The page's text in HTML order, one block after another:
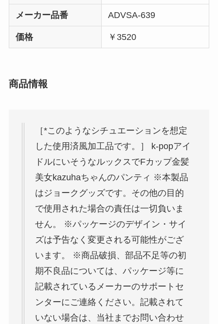
メーカー品番 ADVSA-639
価格 ￥3520
商品情報
［*このようなシチュエーションを想定
した使用済風加工品です。］ k-popアイ
ドルにいそうなルックスでFカップ金髪
美女kazuhaちゃんのパンティ ※本製品
はジョークグッズです。その他の目的
で使用された場合の責任は一切負いま
せん。 ※パッケージのデザイン・サイ
ズは予告なく変更される可能性がござ
います。 ※商品破損、部品不足等の初
期不良品については、パッケージ等に
記載されているメーカーのサポートセ
ンターにご連絡ください。記載されて
いない場合は、当社までお問い合わせ